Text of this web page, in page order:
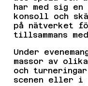
har med sig
konsoll och
på nätverket
tillsammans
Under
massor av
och
scenen eller i